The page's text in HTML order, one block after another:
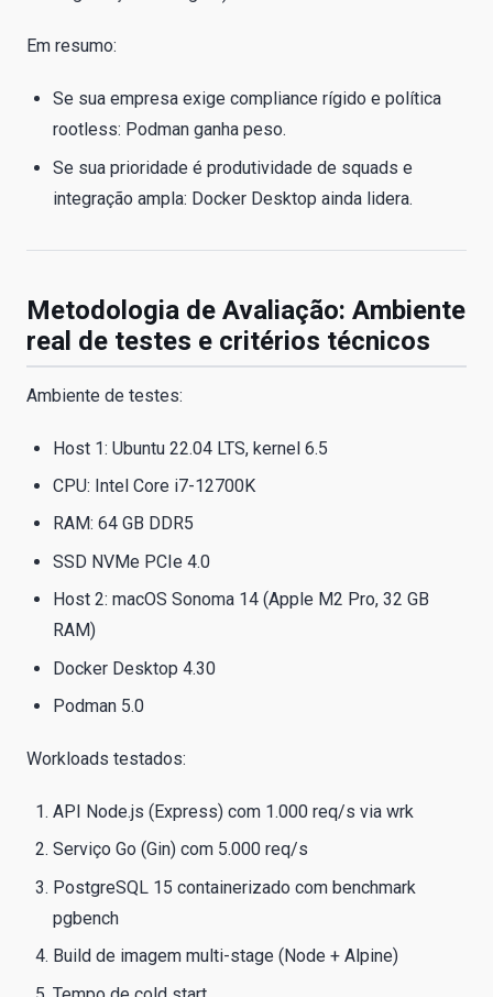
Em resumo:
Se sua empresa exige compliance rígido e política
rootless: Podman ganha peso.
Se sua prioridade é produtividade de squads e
integração ampla: Docker Desktop ainda lidera.
Metodologia de Avaliação: Ambiente
real de testes e critérios técnicos
Ambiente de testes:
Host 1: Ubuntu 22.04 LTS, kernel 6.5
CPU: Intel Core i7-12700K
RAM: 64 GB DDR5
SSD NVMe PCIe 4.0
Host 2: macOS Sonoma 14 (Apple M2 Pro, 32 GB
RAM)
Docker Desktop 4.30
Podman 5.0
Workloads testados:
API Node.js (Express) com 1.000 req/s via wrk
Serviço Go (Gin) com 5.000 req/s
PostgreSQL 15 containerizado com benchmark
pgbench
Build de imagem multi-stage (Node + Alpine)